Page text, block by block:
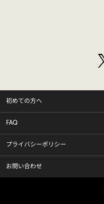
初めての方へ
FAQ
プライバシーポリシー
お問い合わせ